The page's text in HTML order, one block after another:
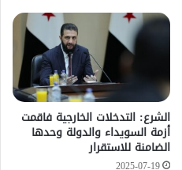
الشرع: التدخلات الخارجية فاقمت
أزمة السويداء والدولة وحدها
الضامنة للاستقرار
2025-07-19